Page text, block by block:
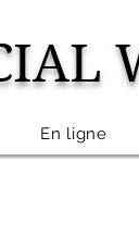
En ligne